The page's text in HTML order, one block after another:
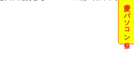
夏のパソコン祭